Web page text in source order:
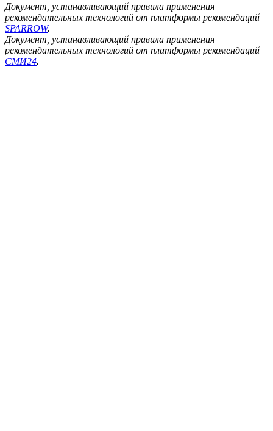
Документ, устанавливающий правила применения
рекомендательных технологий от платформы рекомендаций
SPARROW.
Документ, устанавливающий правила применения
рекомендательных технологий от платформы рекомендаций
СМИ24.